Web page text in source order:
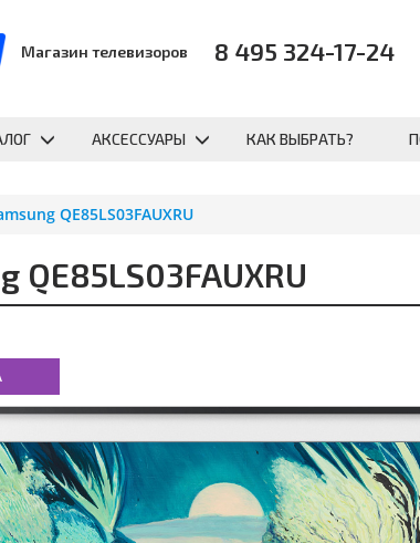
Магазин телевизоров 8 495 324-17-24
АКСЕССУАРЫ КАК ВЫБРАТЬ?
QE85LS03FAUXRU
QE85LS03FAUXRU